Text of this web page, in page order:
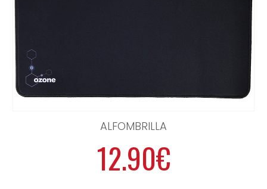
ALFOMBRILLA
12.90€